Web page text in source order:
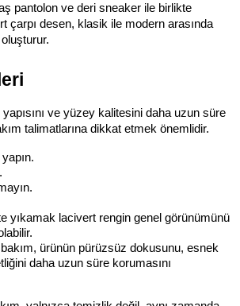
pantolon ve deri sneaker ile birlikte
çarpı desen, klasik ile modern arasında
ve yüzey kalitesini daha uzun süre
talimatlarına dikkat etmek önemlidir.
yıkamak lacivert rengin genel görünümünü
ürünün pürüzsüz dokusunu, esnek
daha uzun süre korumasını